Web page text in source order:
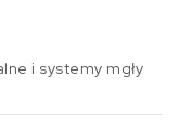
i systemy mgły